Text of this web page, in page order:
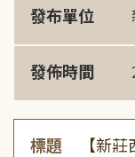
發布單位
發佈時間
標題
【新